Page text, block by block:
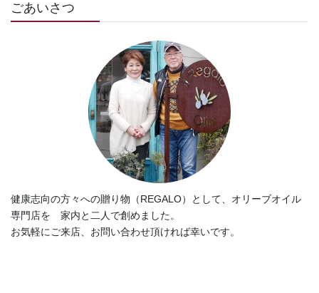
ごあいさつ
健康志向の方々への贈り物（REGALO）として、オリーブオイル
専門店を 家内と二人で創めました。
お気軽にご来店、お問い合わせ頂ければ幸いです。